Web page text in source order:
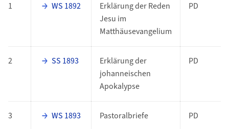
1 WS 1892
Erklärung der Reden
Jesu im
Matthäusevangelium
PD
2 SS 1893
Erklärung der
johanneischen
Apokalypse
PD
3 WS 1893 Pastoralbriefe PD